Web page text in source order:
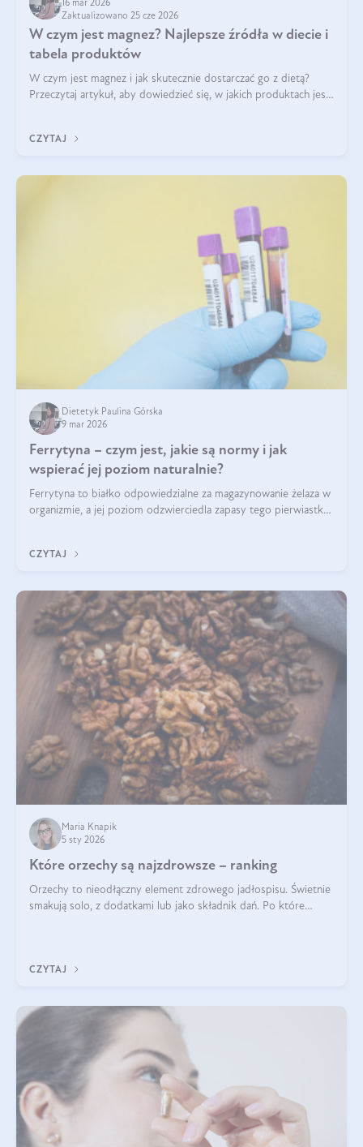
16 mar 2026
Zaktualizowano 25 cze 2026
W czym jest magnez? Najlepsze źródła w diecie i
tabela produktów
W czym jest magnez i jak skutecznie dostarczać go z dietą?
Przeczytaj artykuł, aby dowiedzieć się, w jakich produktach jest
CZYTAJ
Dietetyk Paulina Górska
9 mar 2026
Ferrytyna – czym jest, jakie są normy i jak
wspierać jej poziom naturalnie?
Ferrytyna to białko odpowiedzialne za magazynowanie żelaza w
organizmie, a jej poziom odzwierciedla zapasy tego pierwiastka.
funkcjonowanie (
CZYTAJ
Maria Knapik
5 sty 2026
Które orzechy są najzdrowsze – ranking
Orzechy to nieodłączny element zdrowego jadłospisu. Świetnie
smakują solo, z dodatkami lub jako składnik dań. Po które
CZYTAJ